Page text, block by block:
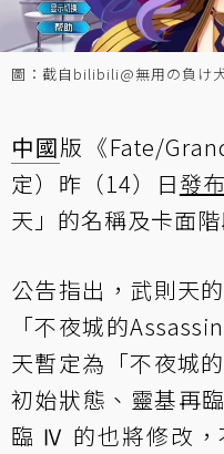
圖：截自bilibili@無用の負け
中國版《Fate/
定）昨（14）日發
天」的名稱及卡面
公告指出，武則天
「不夜城的
天暫定為「不夜城
初始狀態、靈基再
臨 Ⅳ 的也將修改，